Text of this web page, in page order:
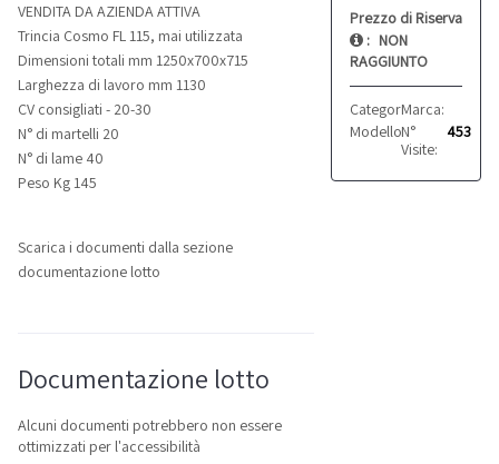
Prezzo di Riserva
: NON
RAGGIUNTO
Categoria: Altro
Marca:
Modello: FL 115
N°
Visite:
453
VENDITA DA AZIENDA ATTIVA
Trincia Cosmo FL 115, mai utilizzata
Dimensioni totali mm 1250x700x715
Larghezza di lavoro mm 1130
CV consigliati - 20-30
N° di martelli 20
N° di lame 40
Peso Kg 145
Scarica i documenti dalla sezione
documentazione lotto
Documentazione lotto
Alcuni documenti potrebbero non essere
ottimizzati per l'accessibilità